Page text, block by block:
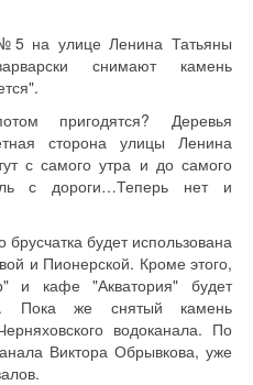
на улице Ленина Татьяны
снимают камень
пригодятся? Деревья
сторона улицы Ленина
с самого утра и до самого
с дороги…Теперь нет и
брусчатка будет использована
и Пионерской. Кроме этого,
и кафе "Акватория" будет
Пока же снятый камень
водоканала. По
Виктора Обрывкова, уже